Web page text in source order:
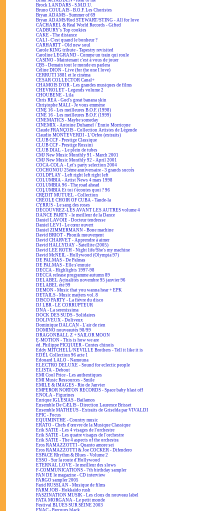
Brock LANDARS - S.M.D.U.
Bruno COULAIS - B.O.F. Les Choristes
Bryan ADAMS - Summer of 69
Bryan ADAMS/Rod STEWART/STING - All for love
CACHAREL & Real World Records - Gifted
CADBURY's Top cookies
CAKE - The distance
CALI - C'est quand le bonheur ?
CARHARTT - Old new soul
Carole KING tribute - Tapestry revisited
Caroline LEGRAND - Comme un train qui roule
CASINO - Maintenant c'est à vous de jouer
CBS - Demain tout le monde en parlera
Céline DION - Live (for the one I love)
CERRUTI 1881 et le cinéma
CESAR COLLECTOR Canal+
CHAMOIS D'OR - Les grandes musiques de films
CHEVROLET - Legends volume 2
CHOUBENE - Lila
Chris REA - God's great banana skin
Christophe MALI - Je vous emmène
CINÉ 16 - Les meilleures B.O.F. (1998)
CINÉ 16 - Les meilleures B.O.F. (1999)
CINEMATICS - Maybe someday
CINEMIX - Antoine Duhamel / Ennio Morricone
Claude FRANÇOIS - Collection Artistes de Légende
Claudio MONTEVERDI - L'Orfeo (extraits)
CLUB CCF - Prestige Classique
CLUB CCF - Prestige Rossini
CLUB DIAL - Le plein de tubes
CMJ New Music Monthly 91 - March 2001
CMJ New Music Monthly 92 - April 2001
COCA-COLA - Let's party selection 2004
COCHONOU 25ème anniversaire - 3 grands succès
COLDPLAY - Left right left right left
COLUMBIA - Artist News 4 mars 1998
COLUMBIA 96 - The road ahead
COLUMBIA Et toi t'écoutes quoi ? 96
CRÉDIT MUTUEL - Collection
CRÉOLE CHOIR OF CUBA - Tande-la
CYRIUS - Le sang des roses
DÉCOUVREZ-LES AVANT LES AUTRES volume 4
DANCE PARTY - le meilleur de la Dance
Daniel LAVOIE - Docteur tendresse
Daniel LEVI - Le cœur ouvert
Daniel ZIMMERMANN - Bone machine
David BRIOT - Phonik mouvement
David CHARVET - Apprendre à aimer
David HALLYDAY - Satellite (2005)
David LEE ROTH - Night life/She's my machine
David McNEIL - Hollywood (Olympia 97)
DE PALMAS - De Palmas
DE PALMAS - Elle s'ennuie
DECCA - Highlights 1997-98
DECCA release programme autumn 89
DELABEL Actualités novembre 95 janvier 96
DELABEL été 99
DEMON - Music that you wanna hear + EPK
DETAILS - Music matters vol. 8
DISCO PARTY - La fièvre du disco
DJ LBR - LE CORRUPTEUR
DNA - La serenissima
DOCK DES SUDS - Solidaires
DOLIVEUX - Doliveux
Dominique DALCAN - L'air de rien
DOMINO nouveautés 98/99
DRAGONBALL Z + SAILOR MOON
E-MOTION - This is how we are
éd. Philippe PICQUIER - Contes chinois
Eddy MITCHELL/NEVILLE Brothers - Tell it like it is
EDEL Collection 96 acte 1
Edouard LALO - Namouna
ELECTRO DELUXE - Sound for eclectic people
ELISTA - Debout
EMI Cool Price - Les authentiques
EMI Music Ressources - Smile
EMILE & IMAGES - Rio de Janvier
EMPEROR NORTON RECORDS - Space baby blast off
ENOLA - Figurines
Enrique IGLESIAS - Bailamos
Ensemble De CÆLIS - Direction Laurence Brisset
Ensemble MATHEUS - Extraits de Griselda par VIVALDI
EPIC - Focus
EQUIMINTHE - Country music
ERATO - Chefs d'œuvre de la Musique Classique
Erik SATIE - Les 4 visages de l'orchestre
Erik SATIE - Les quatre visages de l'orchestre
Erik SATIE - The 4 aspects of the orchestra
Eros RAMAZZOTTI - Quanto amore sei
Eros RAMAZZOTTI & Joe COCKER - Difendero
ESPACE Rhythm & Blues - Volume 2
ESSO - Sur la route d'Hollywood
ETERNAL LOVE - le meilleur des slows
F-COMMUNICATIONS - 7th birthday sampler
FAN DE le magazine - CD interview
FARGO sampler 2005
Farid RUSSLAN - Musique de films
FARM JOB - Hokkaïdo rush
FASZINATION MUSIK - Les clous du nouveau label
FATA MORGANA - Le petit monde
Festival BLUES SUR SEINE 2003
FNAC - Parcours black